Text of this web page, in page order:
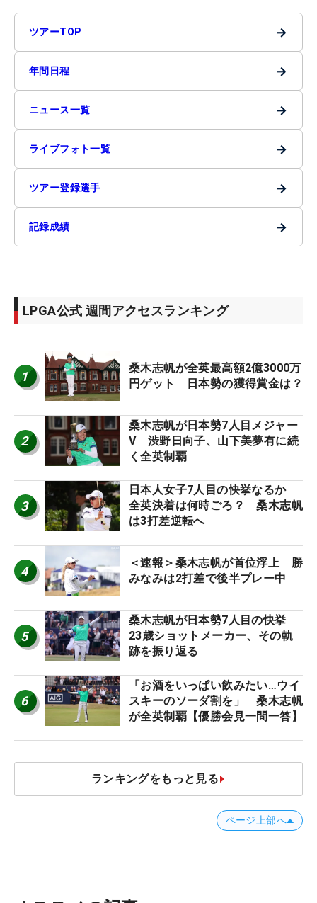
ツアーTOP →
年間日程 →
ニュース一覧 →
ライブフォト一覧 →
ツアー登録選手 →
記録成績 →
LPGA公式 週間アクセスランキング
1
桑木志帆が全英最高額2億3000万
円ゲット 日本勢の獲得賞金は？
2
桑木志帆が日本勢7人目メジャー
V 渋野日向子、山下美夢有に続
く全英制覇
3
日本人女子7人目の快挙なるか
全英決着は何時ごろ？ 桑木志帆
は3打差逆転へ
4
＜速報＞桑木志帆が首位浮上 勝
みなみは2打差で後半プレー中
5
桑木志帆が日本勢7人目の快挙
23歳ショットメーカー、その軌
跡を振り返る
6
「お酒をいっぱい飲みたい…ウイ
スキーのソーダ割を」 桑木志帆
が全英制覇【優勝会見一問一答】
ランキングをもっと見る
ページ上部へ